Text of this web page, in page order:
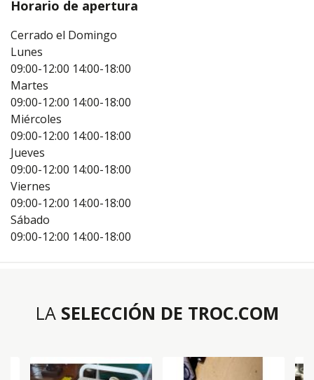
Horario de apertura
Cerrado el Domingo
Lunes
09:00-12:00 14:00-18:00
Martes
09:00-12:00 14:00-18:00
Miércoles
09:00-12:00 14:00-18:00
Jueves
09:00-12:00 14:00-18:00
Viernes
09:00-12:00 14:00-18:00
Sábado
09:00-12:00 14:00-18:00
LA SELECCIÓN DE TROC.COM